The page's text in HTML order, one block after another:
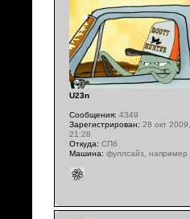
U23n
Сообщения: 4349
Зарегистрирован: 28 окт 2009,
21:28
Откуда: СПб
Машина: фуллсайз, например